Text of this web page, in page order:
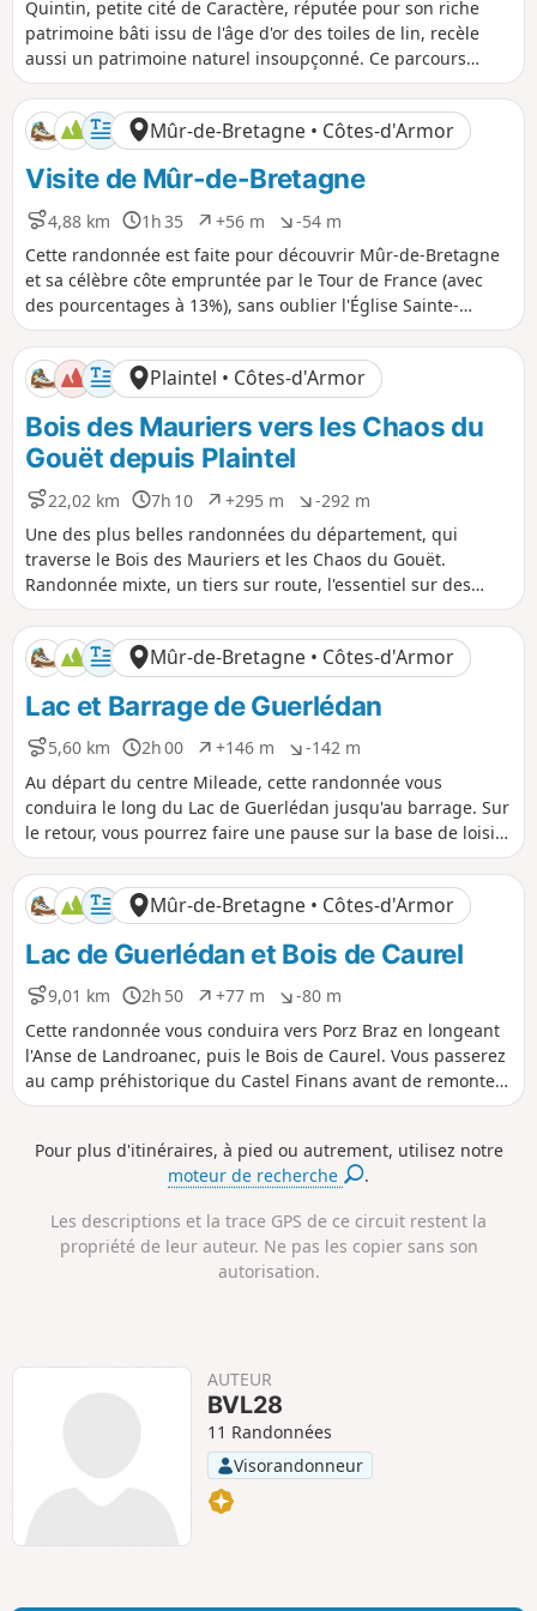
s
t
a
n
c
e
r
é
e
n
i
v
e
l
é
p
o
i
f
n
i
v
e
l
é
n
é
a
i
f
Quintin, petite cité de Caractère, réputée pour son riche
patrimoine bâti issu de l'âge d'or des toiles de lin, recèle
aussi un patrimoine naturel insoupçonné. Ce parcours
permet aux petits et aux grands de découvrir la ville avec
un nouveau regard sur sa nature et son petit patrimoine.
Mûr-de-Bretagne • Côtes-d'Armor
Visite de Mûr-de-Bretagne
4,88 km
D
i
s
a
c
e
1h 35
D
u
r
é
e
+56 m
D
é
n
i
v
l
é
p
o
i
f
-54 m
D
é
n
v
l
é
n
é
a
i
f
Cette randonnée est faite pour découvrir Mûr-de-Bretagne
et sa célèbre côte empruntée par le Tour de France (avec
des pourcentages à 13%), sans oublier l'Église Sainte-
Suzanne et bien d'autres choses à voir en déambulant dans
les rues.
Plaintel • Côtes-d'Armor
Bois des Mauriers vers les Chaos du
Gouët depuis Plaintel
22,02 km
D
i
s
t
a
n
c
e
7h 10
D
u
r
é
e
+295 m
D
é
n
i
v
e
l
é
p
o
i
i
f
-292 m
D
é
n
i
v
e
l
é
n
é
g
a
i
f
Une des plus belles randonnées du département, qui
traverse le Bois des Mauriers et les Chaos du Gouët.
Randonnée mixte, un tiers sur route, l'essentiel sur des
chemins et sentiers. Le parcours est bien fléché en Jaune en
incrustation sur des poteaux. Le parcours peut être délicat
après de fortes pluies. Il y a d'abord le charme des
panneaux. Il y a ensuite le couvert végétal et sa variété,
avec la traversée de la forêt départementale : le Bois des
Mauriers. Il y a enfin les Chaos du Gouët, spectaculaire
amas de rochers sur la Rivière du Gouët, que l'on effleure.
Mûr-de-Bretagne • Côtes-d'Armor
Lac et Barrage de Guerlédan
5,60 km
D
i
s
t
a
n
c
e
2h 00
D
u
r
é
e
+146 m
D
é
n
i
v
e
l
é
p
o
i
f
-142 m
D
é
n
i
v
e
l
é
n
é
a
i
f
Au départ du centre Mileade, cette randonnée vous
conduira le long du Lac de Guerlédan jusqu'au barrage. Sur
le retour, vous pourrez faire une pause sur la base de loisirs
avant de traverser le Bois Cornec.
Mûr-de-Bretagne • Côtes-d'Armor
Lac de Guerlédan et Bois de Caurel
9,01 km
D
i
s
t
a
n
2h 50
D
u
r
é
e
+77 m
D
é
n
i
v
e
é
p
s
i
-80 m
D
é
n
i
v
e
é
n
g
a
t
i
Cette randonnée vous conduira vers Porz Braz en longeant
l'Anse de Landroanec, puis le Bois de Caurel. Vous passerez
au camp préhistorique du Castel Finans avant de remonter
par le bois et de faire un retour sur Porz Braz.
Pour plus d'itinéraires, à pied ou autrement, utilisez notre
moteur de recherche
.
Les descriptions et la trace GPS de ce circuit restent la
propriété de leur auteur. Ne pas les copier sans son
autorisation.
AUTEUR
BVL28
11 Randonnées
Visorandonneur